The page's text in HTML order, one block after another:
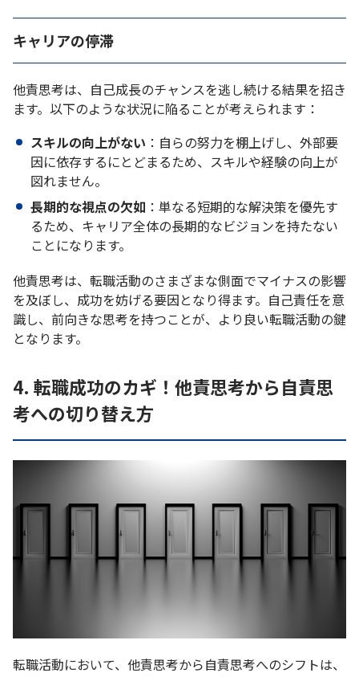
キャリアの停滞
他責思考は、自己成長のチャンスを逃し続ける結果を招き
ます。以下のような状況に陥ることが考えられます：
スキルの向上がない ：自らの努力を棚上げし、外部要
因に依存するにとどまるため、スキルや経験の向上が
図れません。
長期的な視点の欠如 ：単なる短期的な解決策を優先す
るため、キャリア全体の長期的なビジョンを持たない
ことになります。
他責思考は、転職活動のさまざまな側面でマイナスの影響
を及ぼし、成功を妨げる要因となり得ます。自己責任を意
識し、前向きな思考を持つことが、より良い転職活動の鍵
となります。
4. 転職成功のカギ！他責思考から自責思
考への切り替え方
転職活動において、他責思考から自責思考へのシフトは、